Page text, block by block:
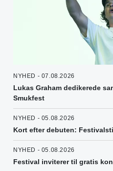
NYHED - 07.08.2026
Lukas Graham dedikerede
Smukfest
NYHED - 05.08.2026
Kort efter debuten:
NYHED - 05.08.2026
Festival inviterer til gratis